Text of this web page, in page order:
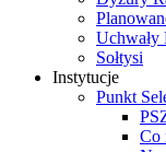
Uchwały
Sołtysi
Instytucje
Punkt
Co